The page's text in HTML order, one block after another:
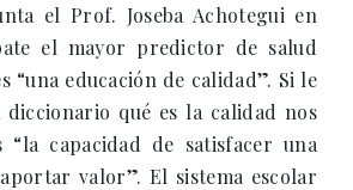
el Prof. Joseba Achotegui en
el mayor predictor de salud
“una educación de calidad”. Si le
qué es la calidad nos
“la capacidad de satisfacer una
valor”. El sistema escolar